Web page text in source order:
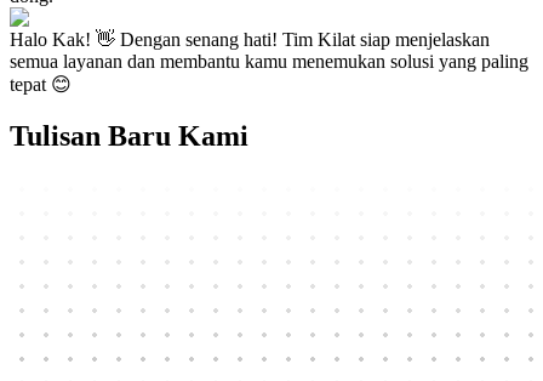
Halo Kak! 👋 Dengan senang hati! Tim Kilat siap menjelaskan
semua layanan dan membantu kamu menemukan solusi yang paling
tepat 😊
Tulisan Baru Kami